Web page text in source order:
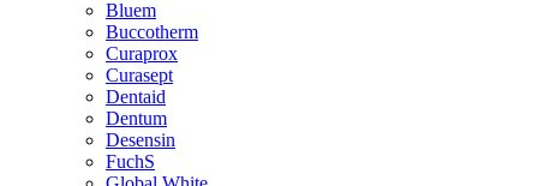
Bluem
Buccotherm
Curaprox
Curasept
Dentaid
Dentum
Desensin
FuchS